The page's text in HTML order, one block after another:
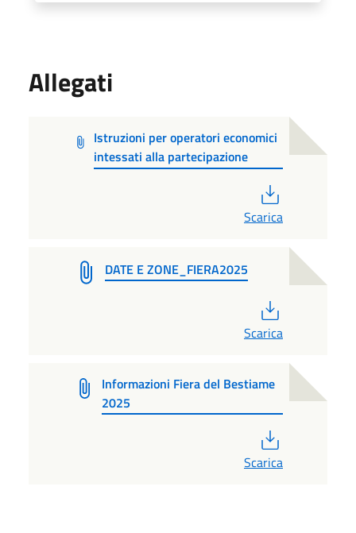
Allegati
Istruzioni per operatori economici
intessati alla partecipazione
Scarica
DATE E ZONE_FIERA2025
Scarica
Informazioni Fiera del Bestiame
2025
Scarica